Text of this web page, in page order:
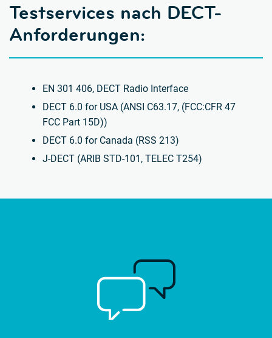
Testservices nach DECT-
Anforderungen:
EN 301 406, DECT Radio Interface
DECT 6.0 for USA (ANSI C63.17, (FCC:CFR 47
FCC Part 15D))
DECT 6.0 for Canada (RSS 213)
J-DECT (ARIB STD-101, TELEC T254)